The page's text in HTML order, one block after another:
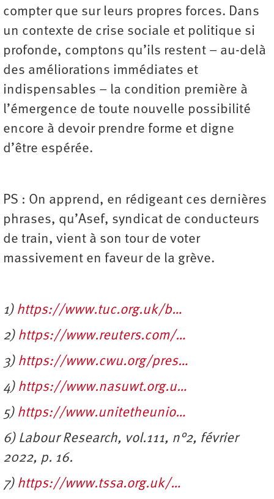
compter que sur leurs propres forces. Dans
un contexte de crise sociale et politique si
profonde, comptons qu’ils restent – au-delà
des améliorations immédiates et
indispensables – la condition première à
l’émergence de toute nouvelle possibilité
encore à devoir prendre forme et digne
d’être espérée.
PS : On apprend, en rédigeant ces dernières
phrases, qu’Asef, syndicat de conducteurs
de train, vient à son tour de voter
massivement en faveur de la grève.
1) https://www.tuc.org.uk/b…
2) https://www.reuters.com/…
3) https://www.cwu.org/pres…
4) https://www.nasuwt.org.u…
5) https://www.unitetheunio…
6) Labour Research, vol.111, n°2, février
2022, p. 16.
7) https://www.tssa.org.uk/…